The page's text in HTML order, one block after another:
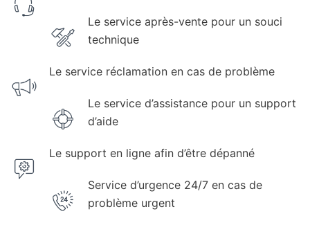
Le service après-vente pour un souci
technique
Le service réclamation en cas de problème
Le service d’assistance pour un support
d’aide
Le support en ligne afin d’être dépanné
Service d’urgence 24/7 en cas de
problème urgent